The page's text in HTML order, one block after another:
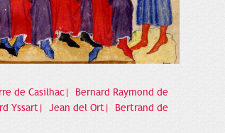
de Casilhac|
Bernard Raymond de
Yssart| Jean del Ort|
Bertrand de